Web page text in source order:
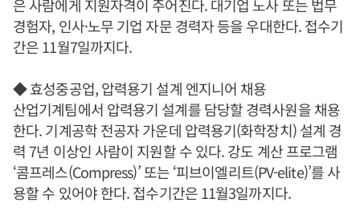
은 사람에게 지원자격이 주어진다. 대기업 노사 또는 법무
경험자, 인사·노무 기업 자문 경력자 등을 우대한다. 접수기
간은 11월7일까지다.
◆ 효성중공업, 압력용기 설계 엔지니어 채용
산업기계팀에서 압력용기 설계를 담당할 경력사원을 채용
한다. 기계공학 전공자 가운데 압력용기(화학장치) 설계 경
력 7년 이상인 사람이 지원할 수 있다. 강도 계산 프로그램
‘콤프레스(Compress)’ 또는 ‘피브이엘리트(PV-elite)’를 사
용할 수 있어야 한다. 접수기간은 11월3일까지다.